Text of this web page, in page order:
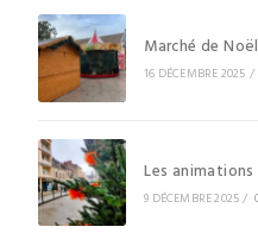
Marché de
16 DÉCEMBRE 2025 /
Les
9 DÉCEMBRE 2025 /